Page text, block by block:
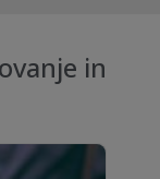
in